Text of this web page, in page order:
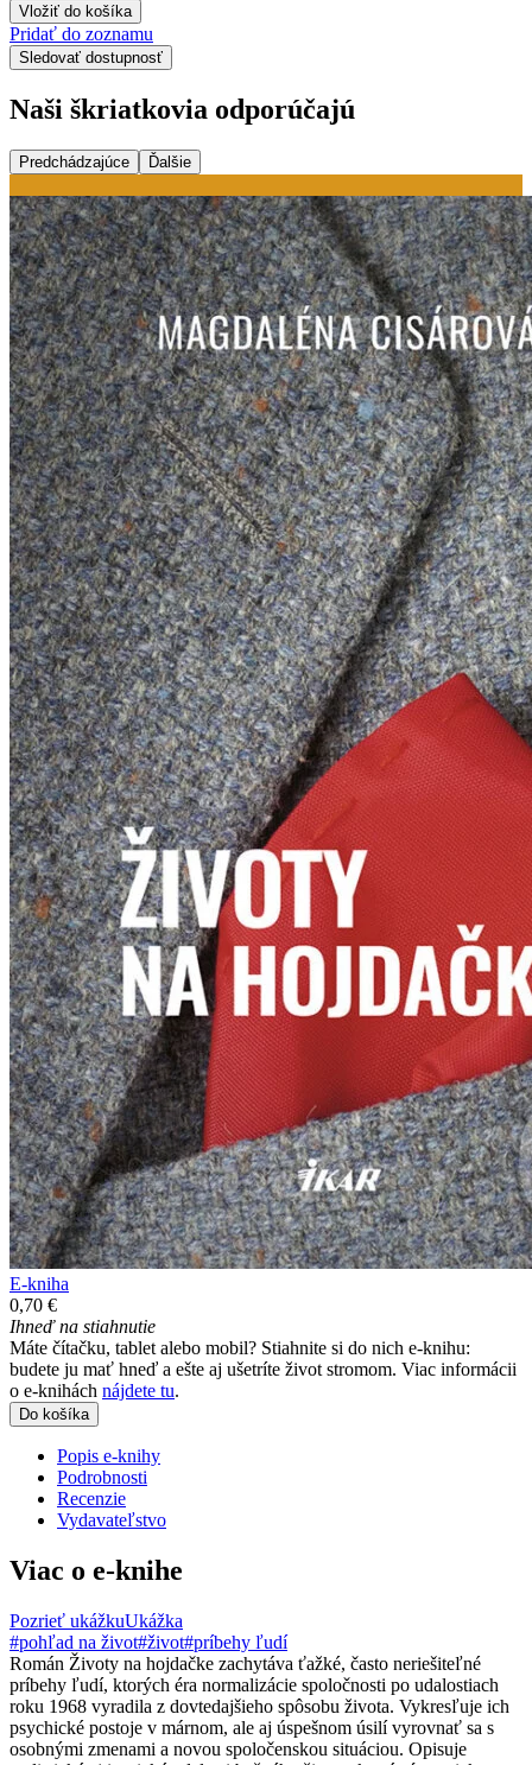
Vložiť do košíka
Pridať do zoznamu
Sledovať dostupnosť
Naši škriatkovia odporúčajú
Predchádzajúce Ďalšie
E-kniha
0,70 €
Ihneď na stiahnutie
Máte čítačku, tablet alebo mobil? Stiahnite si do nich e-knihu:
budete ju mať hneď a ešte aj ušetríte život stromom. Viac informácii
o e-knihách nájdete tu.
Do košíka
Popis e-knihy
Podrobnosti
Recenzie
Vydavateľstvo
Viac o e-knihe
Pozrieť ukážkuUkážka
#pohľad na život#život#príbehy ľudí
Román Životy na hojdačke zachytáva ťažké, často neriešiteľné
príbehy ľudí, ktorých éra normalizácie spoločnosti po udalostiach
roku 1968 vyradila z dovtedajšieho spôsobu života. Vykresľuje ich
psychické postoje v márnom, ale aj úspešnom úsilí vyrovnať sa s
osobnými zmenami a novou spoločenskou situáciou. Opisuje